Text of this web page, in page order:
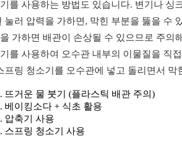
를 사용하는 방법도 있습니다. 변기나 싱
눌러 압력을 가하면, 막힌 부분을 뚫을 수
가하면 배관이 손상될 수 있으므로 주의
를 사용하여 오수관 내부의 이물질을 직
프링 청소기를 오수관에 넣고 돌리면서 막
뜨거운 물 붓기 (플라스틱 배관 주의)
베이킹소다 + 식초 활용
압축기 사용
스프링 청소기 사용